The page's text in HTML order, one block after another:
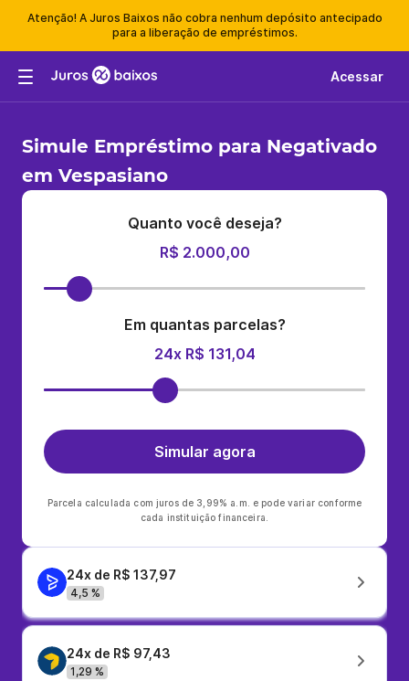
Atenção! A Juros Baixos não cobra nenhum depósito antecipado
para a liberação de empréstimos.
Acessar
Simule Empréstimo para Negativado
em Vespasiano
Quanto você deseja?
R$ 2.000,00
Em quantas parcelas?
24x R$ 131,04
Simular agora
Parcela calculada com juros de 3,99% a.m. e pode variar conforme
cada instituição financeira.
24x de R$ 137,97
4,5 %
24x de R$ 97,43
1,29 %